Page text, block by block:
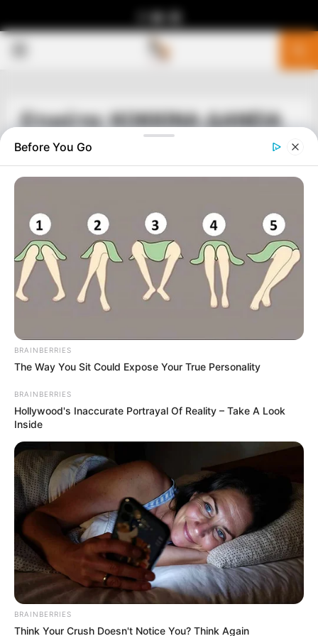
Ετικέτα: ΚΟΚΚΙΝΑ ΔΑΝΕΙΑ
ΟΙΚΟΝΟΜΙΑ
Νέα μεγάλη εξέλιξη – Στο μικροσκόπιο
κόκκινων δανείων στην Ελλάδα
Νέα μεγάλη εξέλιξη – Στο μικροσκόπιο της Ευρωπαϊκής
Εισαγγελίας τα funds κόκκινων δανείων στην Ελλάδα…
Σύμφωνα με ορισμένες ενδείξεις έχουν υπάρξει
καταγγελίες για την διαχείριση...
Before You Go
BRAINBERRIES
The Way You Sit Could Expose Your True Personality
BRAINBERRIES
Hollywood's Inaccurate Portrayal Of Reality – Take A Look
Inside
BRAINBERRIES
Think Your Crush Doesn't Notice You? Think Again